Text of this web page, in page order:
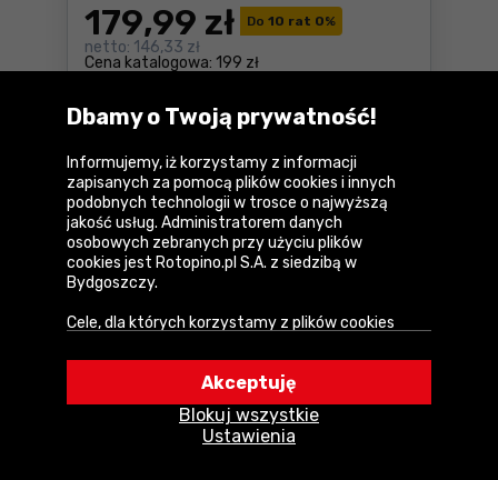
Do 10 rat 0%
Cena katalogowa: 199 zł
179,99 zł
netto: 146,33 zł
Wysyłka w1 dzień
Do koszyka
Porównaj
Dbamy o Twoją prywatność!
Informujemy, iż korzystamy z informacji
zapisanych za pomocą plików cookies i innych
podobnych technologii w trosce o najwyższą
jakość usług. Administratorem danych
osobowych zebranych przy użyciu plików
cookies jest Rotopino.pl S.A. z siedzibą w
Bydgoszczy.
Cele, dla których korzystamy z plików cookies
• Uwierzytelnienie użytkowników w serwisie,
• Optymalizowanie wydajności i szybkości
działania serwisu i usług,Ustawienia
Blokuj wszystkie
Akceptuję